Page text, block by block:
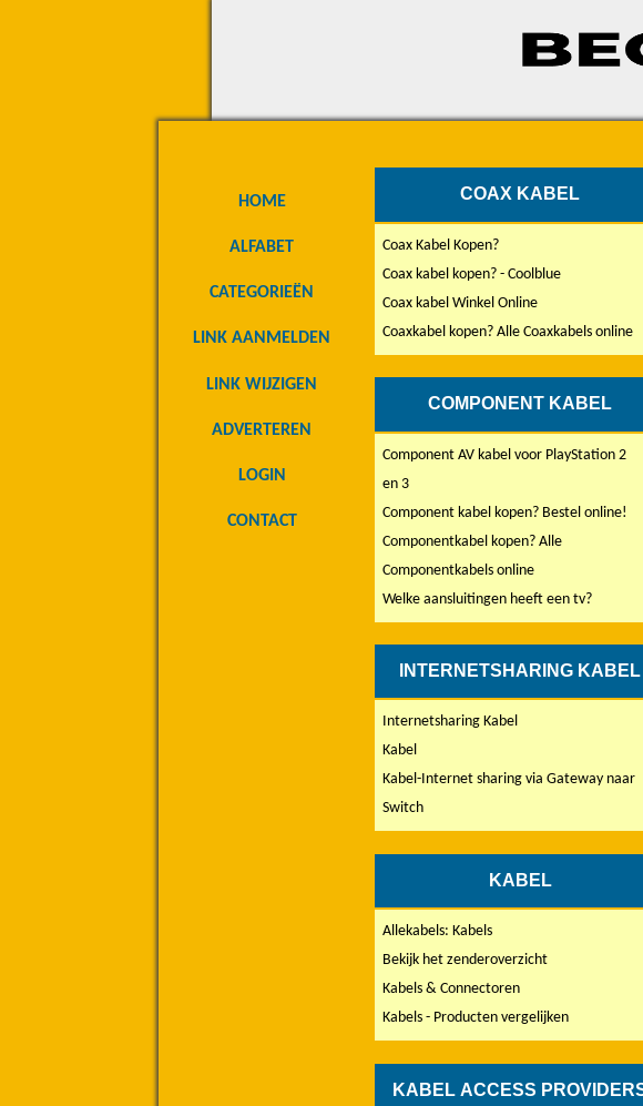
HOME
ALFABET
CATEGORIEËN
LINK AANMELDEN
LINK WIJZIGEN
ADVERTEREN
LOGIN
CONTACT
COAX KABEL
Coax Kabel Kopen?
Coax kabel kopen? - Coolblue
Coax kabel Winkel Online
Coaxkabel kopen? Alle Coaxkabels online
COMPONENT KABEL
Component AV kabel voor PlayStation 2
en 3
Component kabel kopen? Bestel online!
Componentkabel kopen? Alle
Componentkabels online
Welke aansluitingen heeft een tv?
INTERNETSHARING KABEL
Internetsharing Kabel
Kabel
Kabel-Internet sharing via Gateway naar
Switch
KABEL
Allekabels: Kabels
Bekijk het zenderoverzicht
Kabels & Connectoren
Kabels - Producten vergelijken
KABEL ACCESS